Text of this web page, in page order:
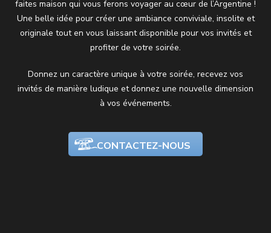
faites maison qui vous ferons voyager au cœur de l’Argentine !
Une belle idée pour créer une ambiance conviviale, insolite et
originale tout en vous laissant disponible pour vos invités et
profiter de votre soirée.
Donnez un caractère unique à votre soirée, recevez vos
invités de manière ludique et donnez une nouvelle dimension
à vos événements.
CONTACTEZ-NOUS